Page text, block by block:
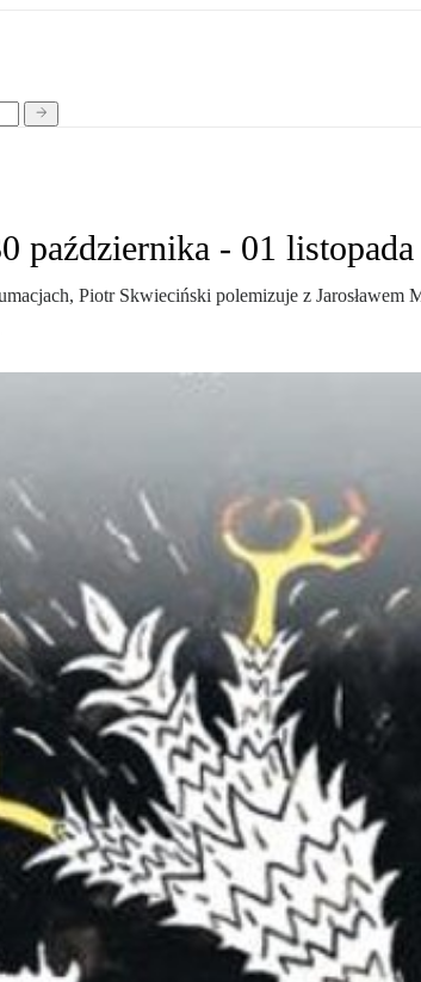
października - 01 listopada
Piotr Skwieciński polemizuje z